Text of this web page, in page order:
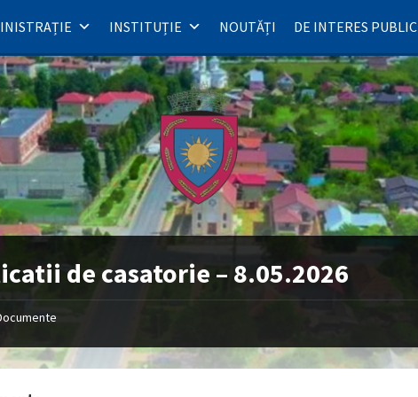
INSTITUȚIE NOUTĂȚI DE INTERES PUBLIC
de casatorie – 8.05.2026